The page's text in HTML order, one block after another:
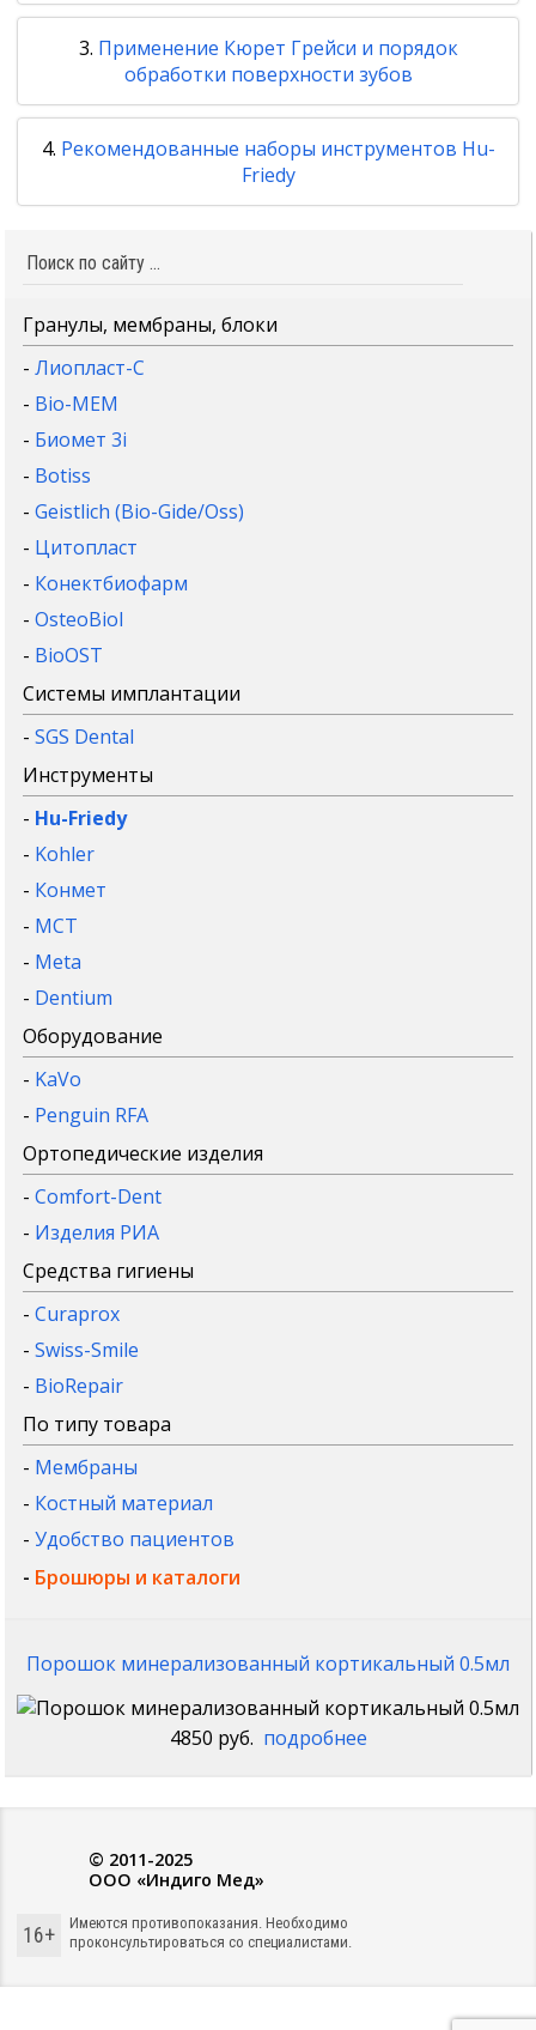
Применение Кюрет Грейси и порядок
обработки поверхности зубов
Рекомендованные наборы инструментов Hu-
Friedy
Гранулы, мембраны, блоки
-Лиопласт-С
- Bio-MEM
- Биомет 3i
- Botiss
-Geistlich (Bio-Gide/Oss)
- Цитопласт
- Конектбиофарм
-OsteoBiol
- BioOST
Системы имплантации
-SGS Dental
Инструменты
- Hu-Friedy
- Kohler
- Конмет
- MCT
- Meta
- Dentium
Оборудование
- KaVo
- Penguin RFA
Ортопедические изделия
-Comfort-Dent
- Изделия РИА
Средства гигиены
-Curaprox
-Swiss-Smile
- BioRepair
По типу товара
- Мембраны
- Костный материал
-Удобство пациентов
- Брошюры и каталоги
Порошок минерализованный кортикальный 0.5мл
4850 руб. подробнее
© 2011-2025
ООО «Индиго Мед»
16+
Имеются противопоказания. Необходимо
проконсультироваться со специалистами.